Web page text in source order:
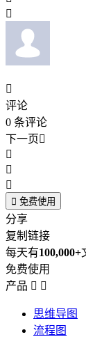


评论
0 条评论
下一页



 免费使用
分享
复制链接
每天有100,000+
免费使用
产品  
思维导图
流程图